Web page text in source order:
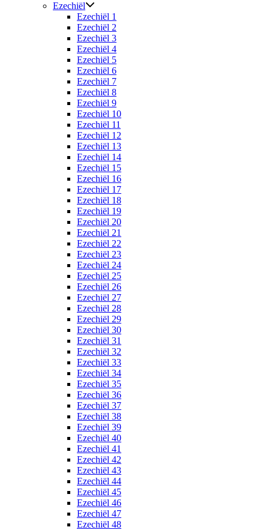
Ezechiël
Ezechiël 1
Ezechiël 2
Ezechiël 3
Ezechiël 4
Ezechiël 5
Ezechiël 6
Ezechiël 7
Ezechiël 8
Ezechiël 9
Ezechiël 10
Ezechiël 11
Ezechiël 12
Ezechiël 13
Ezechiël 14
Ezechiël 15
Ezechiël 16
Ezechiël 17
Ezechiël 18
Ezechiël 19
Ezechiël 20
Ezechiël 21
Ezechiël 22
Ezechiël 23
Ezechiël 24
Ezechiël 25
Ezechiël 26
Ezechiël 27
Ezechiël 28
Ezechiël 29
Ezechiël 30
Ezechiël 31
Ezechiël 32
Ezechiël 33
Ezechiël 34
Ezechiël 35
Ezechiël 36
Ezechiël 37
Ezechiël 38
Ezechiël 39
Ezechiël 40
Ezechiël 41
Ezechiël 42
Ezechiël 43
Ezechiël 44
Ezechiël 45
Ezechiël 46
Ezechiël 47
Ezechiël 48